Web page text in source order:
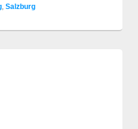
, Salzburg